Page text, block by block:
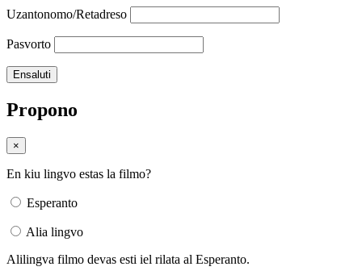
Uzantonomo/Retadreso
Pasvorto
Propono
×
En kiu lingvo estas la filmo?
Esperanto
Alia lingvo
Alilingva filmo devas esti iel rilata al Esperanto.